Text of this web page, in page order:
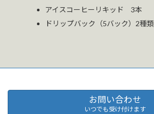
アイスコーヒーリキッド 3本
ドリップバック（5バック）2種類
お問い合わせ
いつでも受け付けます